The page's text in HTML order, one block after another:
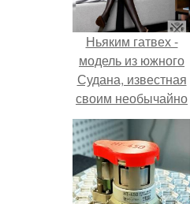
Ньяким гатвех -
модель из южного
Судана, известная
своим необычайно
темным цветом
кожи, что принесло
ей прозвище
"Королева Тьмы".